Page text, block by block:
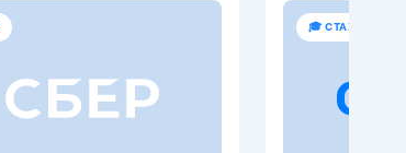
🎓